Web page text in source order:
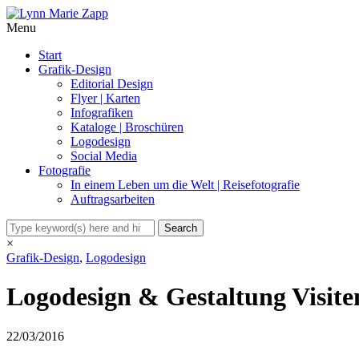
Menu
Start
Grafik-Design
Editorial Design
Flyer | Karten
Infografiken
Kataloge | Broschüren
Logodesign
Social Media
Fotografie
In einem Leben um die Welt | Reisefotografie
Auftragsarbeiten
×
Grafik-Design, Logodesign
Logodesign & Gestaltung
22/03/2016